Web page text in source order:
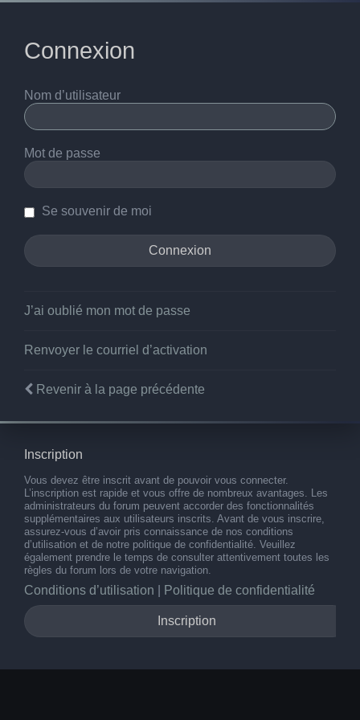
Connexion
Nom d’utilisateur
Mot de passe
Se souvenir de moi
J’ai oublié mon mot de passe
Renvoyer le courriel d’activation
Revenir à la page précédente
Inscription
Vous devez être inscrit avant de pouvoir vous connecter.
L’inscription est rapide et vous offre de nombreux avantages. Les
administrateurs du forum peuvent accorder des fonctionnalités
supplémentaires aux utilisateurs inscrits. Avant de vous inscrire,
assurez-vous d’avoir pris connaissance de nos conditions
d’utilisation et de notre politique de confidentialité. Veuillez
également prendre le temps de consulter attentivement toutes les
règles du forum lors de votre navigation.
Conditions d’utilisation Politique de confidentialité
Inscription